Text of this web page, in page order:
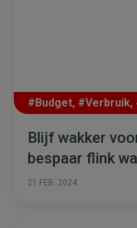
#Budget, #Verbruik,
Blijf wakker
bespaar flink
21 FEB. 2024